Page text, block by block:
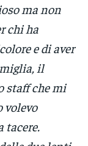
ma non
chi ha
e di aver
il
staff che mi
volevo
tacere.